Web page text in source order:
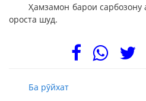
Ҳамзамон барои сарбозону
ороста шуд.
Ба рӯйхат